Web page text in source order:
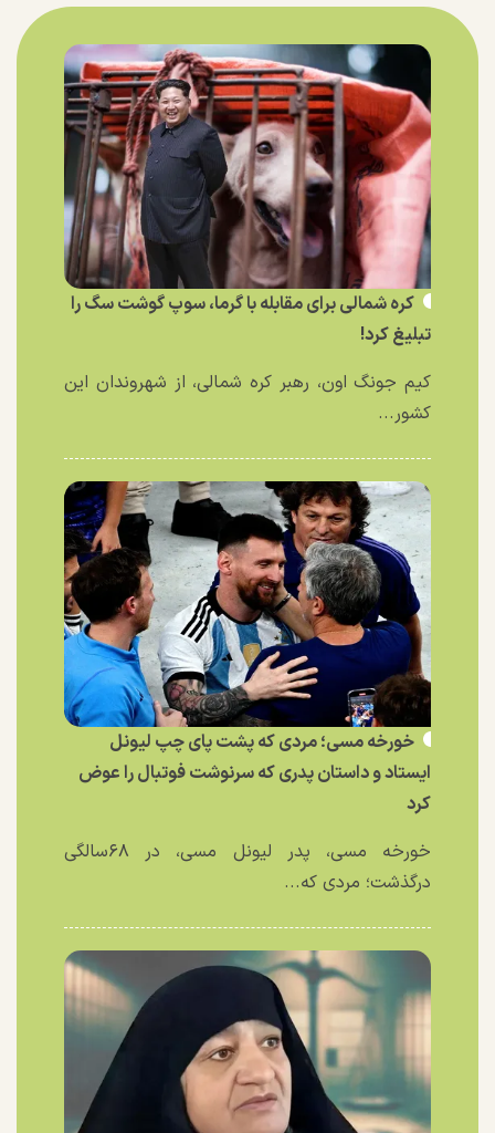
کره شمالی برای مقابله با گرما، سوپ گوشت سگ را
تبلیغ کرد!
کیم جونگ اون، رهبر کره شمالی، از شهروندان این
کشور...
خورخه مسی؛ مردی که پشت پای چپ لیونل
ایستاد و داستان پدری که سرنوشت فوتبال را عوض
کرد
خورخه مسی، پدر لیونل مسی، در ۶۸سالگی
درگذشت؛ مردی که...